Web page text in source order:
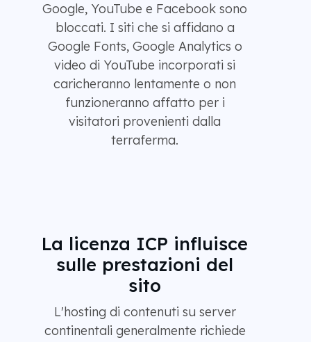
Google, YouTube e Facebook sono
bloccati. I siti che si affidano a
Google Fonts, Google Analytics o
video di YouTube incorporati si
caricheranno lentamente o non
funzioneranno affatto per i
visitatori provenienti dalla
terraferma.
La licenza ICP influisce
sulle prestazioni del
sito
L'hosting di contenuti su server
continentali generalmente richiede